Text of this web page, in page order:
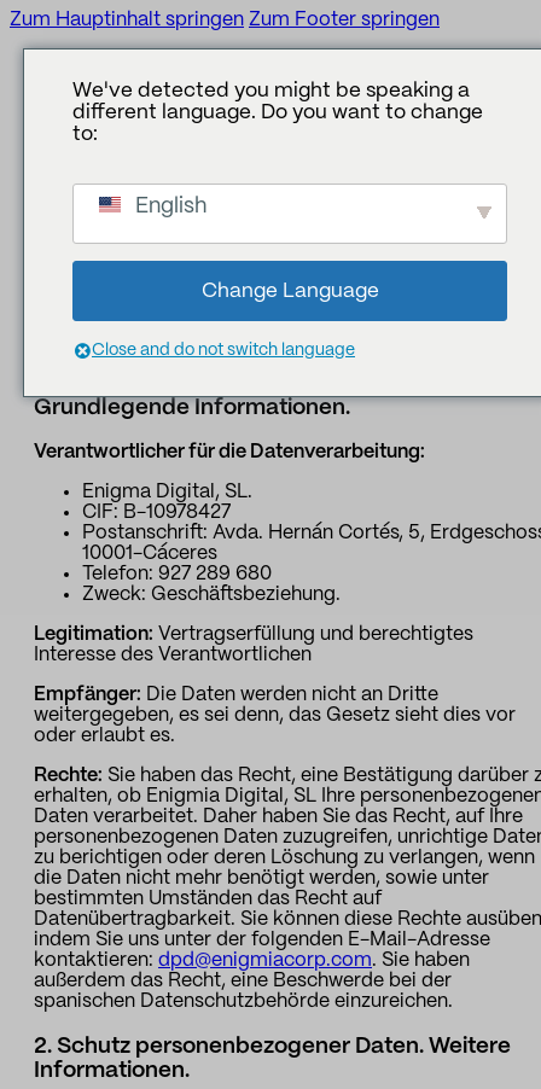
Zum Hauptinhalt springen Zum Footer springen
WAS WIR TUN
Reputation
Legislative
Menschen
Kontaktstelle
IA-Assistenten
Sport
GEBIETE
Unternehmenskommunikation
Reputation und Marke
Öffentlichkeitsarbeit
Marketing und Sponsoring
Zielgruppen und Gebiet
Sport und Talent
Medien und Berichterstattung
Öffentliche Einrichtungen
DIENSTLEISTUNGEN
Beratung
Studien
UNSER BEITRAG
Berichte
Nachrichten
Enigmia Digital, SL legt großen Wert auf den Schutz der
unsere Datenschutzrichtlinie, um zu erfahren, wie wir mit
den von Ihnen bereitgestellten Informationen umgehen.
Durch das Senden von Mitteilungen oder Nachrichten
personenbezogenen Daten über diese Website erklären
Sie sich mit unserer Datenschutzrichtlinie
Grundlegende Informationen.
Verantwortlicher für die Datenverarbeitung:
Enigma Digital, SL.
CIF: B-10978427
Postanschrift: Avda. Hernán Cortés, 5,
10001-Cáceres
Telefon: 927 289 680
Zweck: Geschäftsbeziehung.
Legitimation: Vertragserfüllung und berechtigtes
Interesse des Verantwortlichen
Empfänger: Die Daten werden nicht an Dritte
weitergegeben, es sei denn, das Gesetz sieht dies vor
oder erlaubt es.
Rechte: Sie haben das Recht, eine Bestätigung darüber
erhalten, ob Enigmia Digital, SL Ihre
Daten verarbeitet. Daher haben Sie das Recht, auf Ihre
personenbezogenen Daten zuzugreifen, unrichtige
zu berichtigen oder deren Löschung zu verlangen, wenn
die Daten nicht mehr benötigt werden, sowie unter
bestimmten Umständen das Recht auf
Datenübertragbarkeit. Sie können diese Rechte
indem Sie uns unter der folgenden E-Mail-Adresse
kontaktieren: dpd@enigmiacorp.com. Sie haben
außerdem das Recht, eine Beschwerde bei der
spanischen Datenschutzbehörde einzureichen.
2. Schutz personenbezogener Daten. Weitere
Informationen.
We've detected you might be speaking a
different language. Do you want to change
to:
English
Change Language
Close and do not switch language